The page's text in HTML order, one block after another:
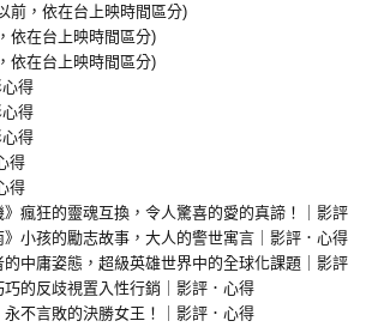
前，依在台上映時間區分)
依在台上映時間區分)
依在台上映時間區分)
得
得
得
得
得
》瘋狂的靈魂互換，令人驚喜的愛的真諦！｜影評
》小孩的勵志故事，大人的警世寓言｜影評．心得
的中庸姿態，超級英雄世界中的全球化課題｜影評
巧的反歧視置入性行銷｜影評．心得
永不言敗的決勝女王！｜影評．心得